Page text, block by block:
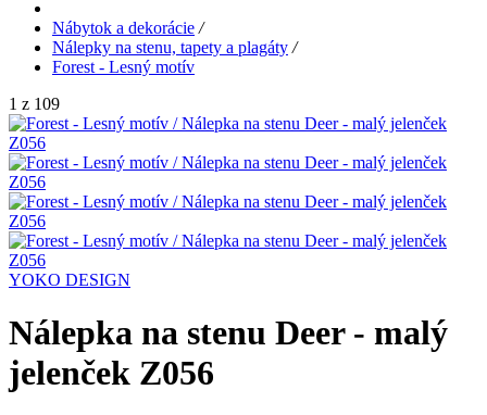
Nábytok a dekorácie /
Nálepky na stenu, tapety a plagáty /
Forest - Lesný motív
1 z 109
YOKO DESIGN
Nálepka na stenu Deer - malý
jelenček Z056